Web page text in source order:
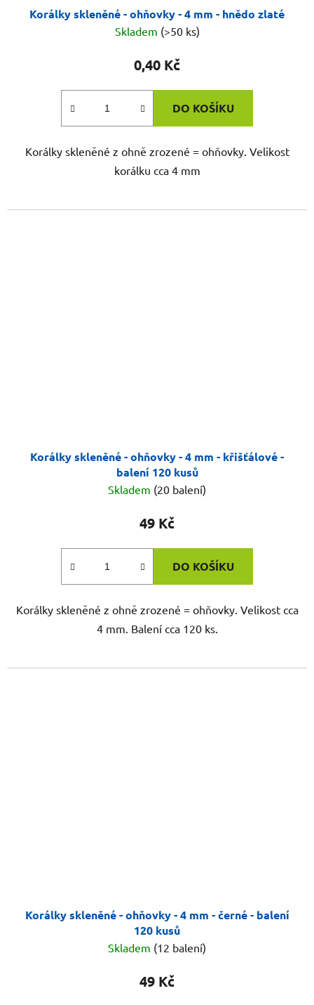
Korálky skleněné - ohňovky - 4 mm - hnědo zlaté
Skladem (>50 ks)
0,40 Kč
DO KOŠÍKU
Korálky skleněné z ohně zrozené = ohňovky. Velikost
korálku cca 4 mm
Korálky skleněné - ohňovky - 4 mm - křišťálové -
balení 120 kusů
Skladem (20 balení)
49 Kč
DO KOŠÍKU
Korálky skleněné z ohně zrozené = ohňovky. Velikost cca
4 mm. Balení cca 120 ks.
Korálky skleněné - ohňovky - 4 mm - černé - balení
120 kusů
Skladem (12 balení)
49 Kč